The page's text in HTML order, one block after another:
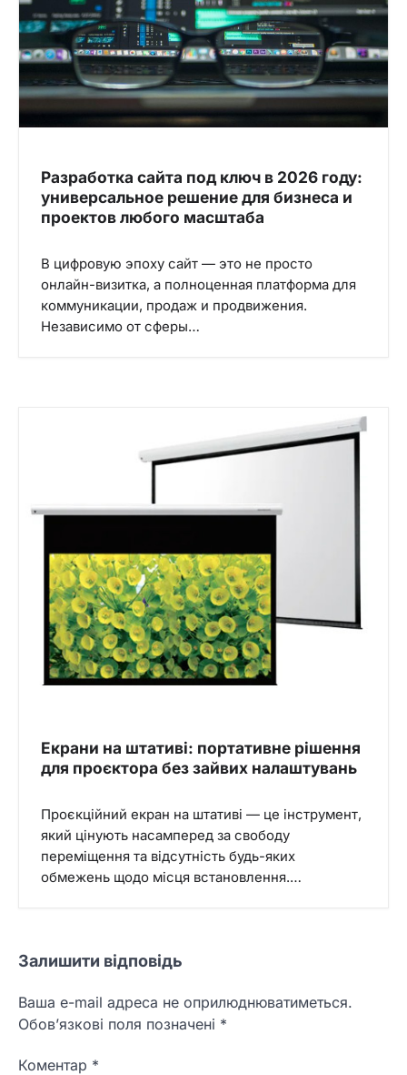
Разработка сайта под ключ в 2026 году:
универсальное решение для бизнеса и
проектов любого масштаба
В цифровую эпоху сайт — это не просто
онлайн-визитка, а полноценная платформа для
коммуникации, продаж и продвижения.
Независимо от сферы…
Екрани на штативі: портативне рішення
для проєктора без зайвих налаштувань
Проєкційний екран на штативі — це інструмент,
який цінують насамперед за свободу
переміщення та відсутність будь-яких
обмежень щодо місця встановлення.…
Залишити відповідь
Ваша e-mail адреса не оприлюднюватиметься.
Обов’язкові поля позначені *
Коментар *